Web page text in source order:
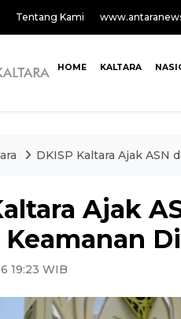
Tentang Kami
HOME KALTARA
DKISP Kaltara Ajak ASN
Ajak
19:23 WIB